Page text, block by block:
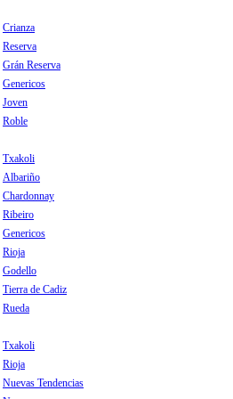
Crianza
Reserva
Grán Reserva
Genericos
Joven
Roble
Txakoli
Albariño
Chardonnay
Ribeiro
Genericos
Rioja
Godello
Tierra de Cadiz
Rueda
Txakoli
Rioja
Nuevas Tendencias